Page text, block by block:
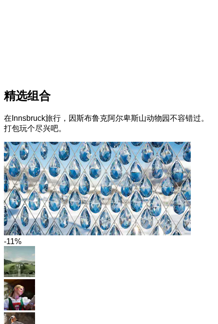
精选组合
在Innsbruck旅行，因斯布鲁克阿尔卑斯山动物园不容错过。
打包玩个尽兴吧。
-11%